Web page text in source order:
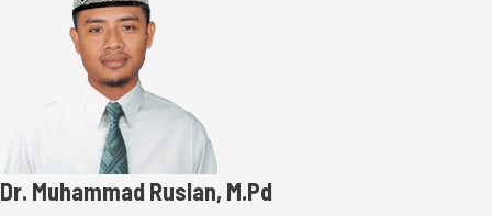
Dr. Muhammad Ruslan, M.Pd